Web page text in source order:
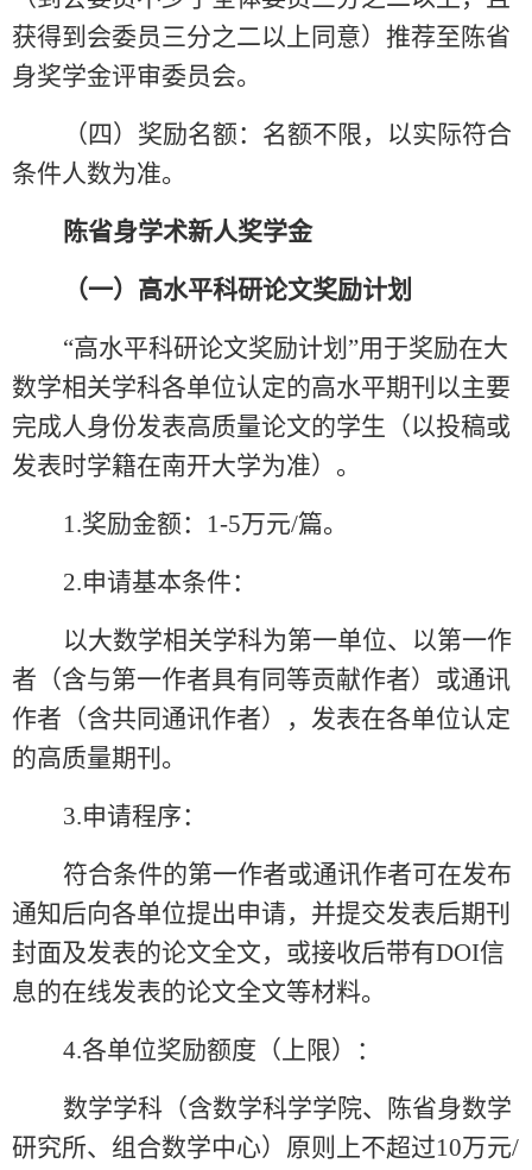
获得到会委员三分之二以上同意）推荐至陈省
身奖学金评审委员会。
（四）奖励名额：名额不限，以实际符合
条件人数为准。
陈省身学术新人奖学金
（一）高水平科研论文奖励计划
“高水平科研论文奖励计划”用于奖励在大
数学相关学科各单位认定的高水平期刊以主要
完成人身份发表高质量论文的学生（以投稿或
发表时学籍在南开大学为准）。
1.奖励金额： 1-5万元/篇。
2.申请基本条件：
以大数学相关学科为第一单位、以第一作
者（含与第一作者具有同等贡献作者）或通讯
作者（含共同通讯作者），发表在各单位认定
的高质量期刊。
3.申请程序：
符合条件的第一作者或通讯作者可在发布
通知后向各单位提出申请，并提交发表后期刊
封面及发表的论文全文，或接收后带有DOI信
息的在线发表的论文全文等材料。
4.各单位奖励额度（上限）：
数学学科（含数学科学学院、陈省身数学
研究所、组合数学中心）原则上不超过10万元/